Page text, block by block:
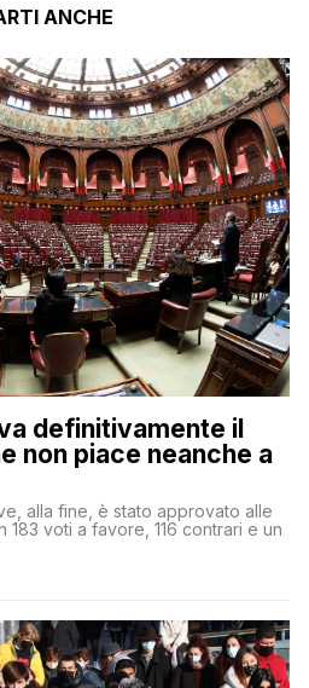
ANCHE
definitivamente il
non piace neanche a
alla fine, è stato approvato alle
183 voti a favore, 116 contrari e un